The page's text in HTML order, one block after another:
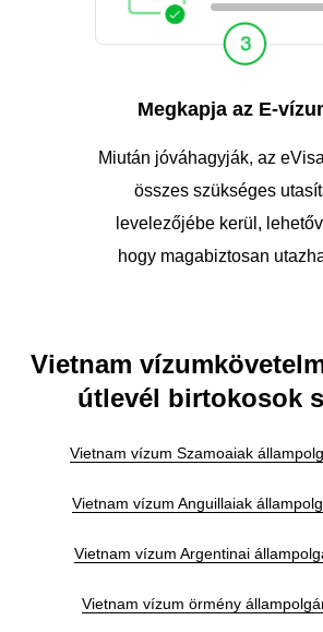
Megkapja az E-
Miután jóváhagyják, az
összes szükséges
levelezőjébe kerül,
hogy magabiztosan
Vietnam
útlevél birtokosok
Vietnam vízum Szamoaiak
Vietnam vízum Anguillaiak
Vietnam vízum Argentinai
Vietnam vízum örmény